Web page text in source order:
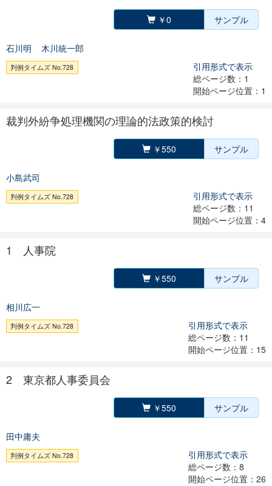
￥0 サンプル
石川明 木川統一郎
判例タイムズ No.728
引用形式で表示
総ページ数：1
開始ページ位置：1
裁判外紛争処理機関の理論的法政策的検討
￥550 サンプル
小島武司
判例タイムズ No.728
引用形式で表示
総ページ数：11
開始ページ位置：4
1 人事院
￥550 サンプル
相川広一
判例タイムズ No.728
引用形式で表示
総ページ数：11
開始ページ位置：15
2 東京都人事委員会
￥550 サンプル
田中庸夫
判例タイムズ No.728
引用形式で表示
総ページ数：8
開始ページ位置：26